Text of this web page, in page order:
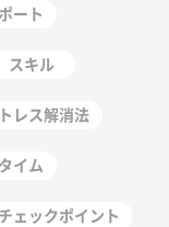
ート
スキル
レス解消法
イム
チェックポイント